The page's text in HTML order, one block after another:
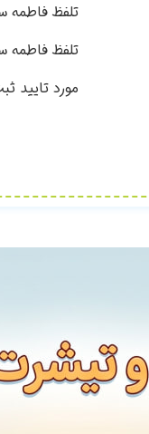
تلفظ فاطمه
تلفظ فاطمه
مورد تایید